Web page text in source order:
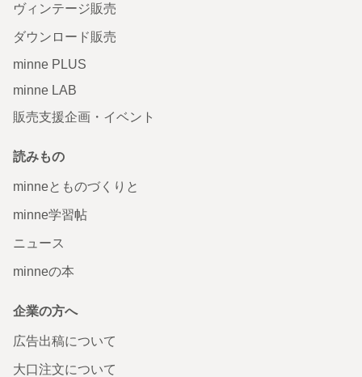
ヴィンテージ販売
ダウンロード販売
minne PLUS
minne LAB
販売支援企画・イベント
読みもの
minneとものづくりと
minne学習帖
ニュース
minneの本
企業の方へ
広告出稿について
大口注文について